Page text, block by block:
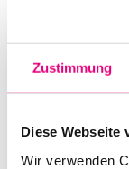
Zustimmung
Diese Webseite
Wir verwenden
12th
Doors open: